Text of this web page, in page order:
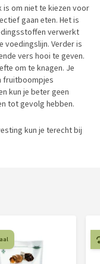
is om niet te kiezen voor
gaan eten. Het is
verwerkt
voedingslijn. Verder is
vers hooi te geven.
om te knagen. Je
fruitboompjes
kun je beter geen
tot gevolg hebben.
kun je terecht bij